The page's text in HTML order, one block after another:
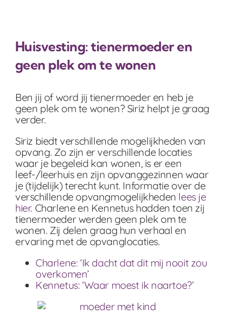
Huisvesting: tienermoeder en
geen plek om te wonen
Ben jij of word jij tienermoeder en heb je
geen plek om te wonen? Siriz helpt je graag
verder.
Siriz biedt verschillende mogelijkheden van
opvang. Zo zijn er verschillende locaties
waar je begeleid kan wonen, is er een
leef-/leerhuis en zijn opvanggezinnen waar
je (tijdelijk) terecht kunt. Informatie over de
verschillende opvangmogelijkheden lees je
hier. Charlene en Kennetus hadden toen zij
tienermoeder werden geen plek om te
wonen. Zij delen graag hun verhaal en
ervaring met de opvanglocaties.
Charlene: ‘Ik dacht dat dit mij nooit zou
overkomen’
Kennetus: ‘Waar moest ik naartoe?’